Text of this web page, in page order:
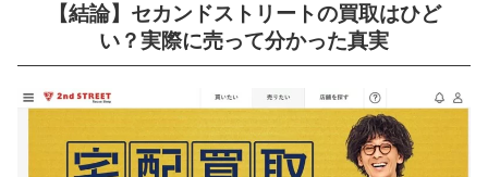
【結論】セカンドストリートの買取はひど
い？実際に売って分かった真実